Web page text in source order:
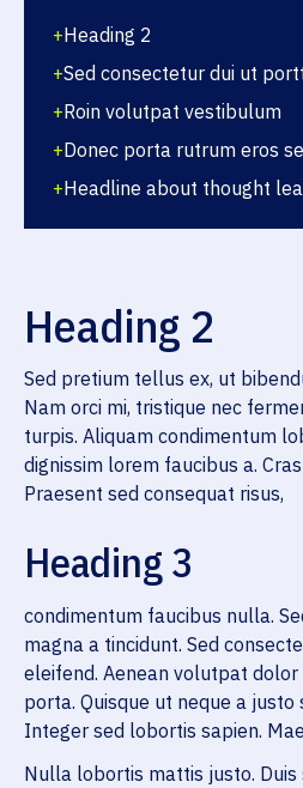
+Heading 2
+Sed consectetur dui ut
+Roin volutpat vestibulum
+Donec porta rutrum eros
+Headline about thought
Heading 2
Sed pretium tellus ex, ut
Nam orci mi, tristique nec
turpis. Aliquam condimentum
dignissim lorem faucibus a.
Praesent sed consequat risus,
Heading 3
condimentum faucibus nulla.
magna a tincidunt. Sed
eleifend. Aenean volutpat
porta. Quisque ut neque a justo
Integer sed lobortis sapien.
Nulla lobortis mattis justo.